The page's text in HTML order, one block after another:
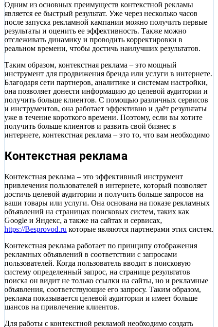
Одним из основных преимуществ контекстной рекламы
является ее быстрый результат. Уже через несколько часов
после запуска рекламной кампании можно получить первые
результаты и оценить ее эффективность. Также можно
отслеживать динамику и проводить корректировки в
реальном времени, чтобы достичь наилучших результатов.
Таким образом, контекстная реклама – это мощный
инструмент для продвижения бренда или услуги в интернете.
Благодаря сети партнеров, аналитике и системам настройки,
она позволяет донести информацию до целевой аудитории и
получить больше клиентов. С помощью различных сервисов
и инструментов, она работает эффективно и даёт результаты
уже в течение короткого времени. Поэтому, если вы хотите
получить больше клиентов и развить свой бизнес в
интернете, контекстная реклама – это то, что вам необходимо
Контекстная реклама
Контекстная реклама – это эффективный инструмент
привлечения пользователей в интернете, который позволяет
достичь целевой аудитории и получить больше запросов на
ваши товары или услуги. Она основана на показе рекламных
объявлений на страницах поисковых систем, таких как
Google и Яндекс, а также на сайтах и сервисах,
https://Besprovod.ru которые являются партнерами этих систем.
Контекстная реклама работает по принципу отображения
рекламных объявлений в соответствии с запросами
пользователей. Когда пользователь вводит в поисковую
систему определенный запрос, на странице результатов
поиска он видит не только ссылки на сайты, но и рекламные
объявления, соответствующие его запросу. Таким образом,
реклама показывается целевой аудитории и имеет больше
шансов на привлечение клиентов.
Для работы с контекстной рекламой необходимо создать